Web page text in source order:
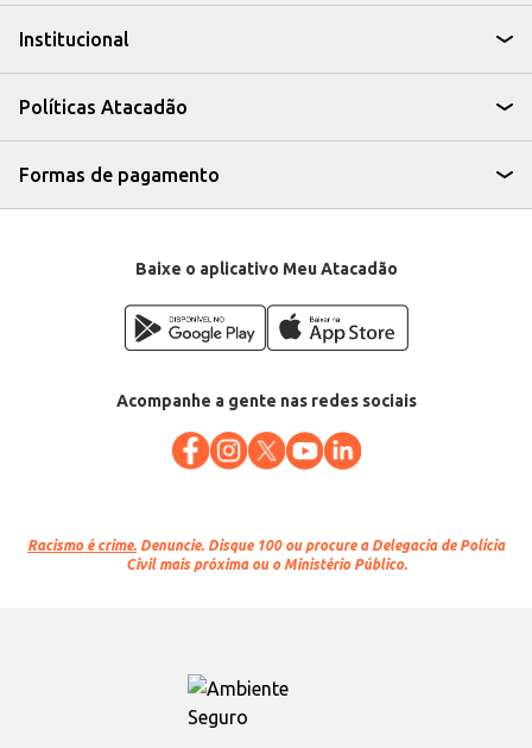
Institucional
Políticas Atacadão
Formas de pagamento
Baixe o aplicativo Meu Atacadão
Acompanhe a gente nas redes sociais
Racismo é crime. Denuncie. Disque 100 ou procure a Delegacia de Polícia
Civil mais próxima ou o Ministério Público.